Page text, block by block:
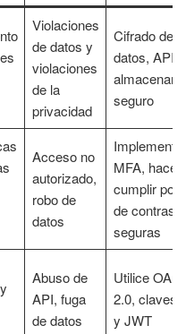
Violaciones
de datos y
violaciones
de la
privacidad
Cifrado de
datos, API
seguro
Acceso no
autorizado,
robo de
datos
Implementar
MFA, hacer
cumplir
de
seguras
Abuso de
API, fuga
de datos
Utilice
2.0, claves
y JWT